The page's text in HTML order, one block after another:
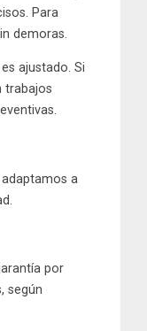
Para
demoras.
ajustado. Si
trabajos
a
por
según